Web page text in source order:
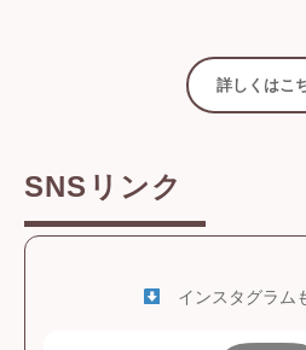
詳しくはこ
SNSリンク
インスタグラム